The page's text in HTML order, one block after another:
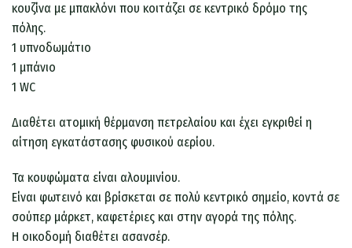
κουζίνα με μπακλόνι που κοιτάζει σε κεντρικό δρόμο της
πόλης.
1 υπνοδωμάτιο
1 μπάνιο
1 WC
Διαθέτει ατομική θέρμανση πετρελαίου και έχει εγκριθεί η
αίτηση εγκατάστασης φυσικού αερίου.
Τα κουφώματα είναι αλουμινίου.
Είναι φωτεινό και βρίσκεται σε πολύ κεντρικό σημείο, κοντά σε
σούπερ μάρκετ, καφετέριες και στην αγορά της πόλης.
Η οικοδομή διαθέτει ασανσέρ.